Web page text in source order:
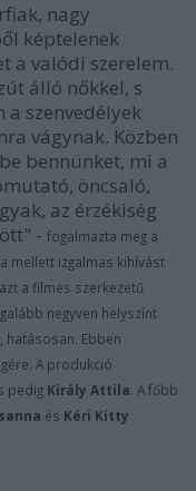
nagy
képtelenek
a valódi szerelem.
álló nőkkel, s
a szenvedélyek
vágynak. Közben
bennünket, mi a
öncsaló,
az érzékiség
- fogalmazta meg a
mellett izgalmas kihívást
a filmes szerkezetű
negyven helyszínt
hatásosan. Ebben
A produkció
pedig Király Attila. A főbb
és Kéri Kitty